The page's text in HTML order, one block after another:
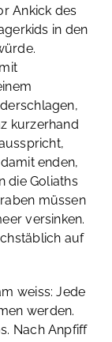
Ankick des
in den
kurzerhand
enden,
die Goliaths
müssen
versinken.
auf
weiss: Jede
werden.
Nach Anpfiff